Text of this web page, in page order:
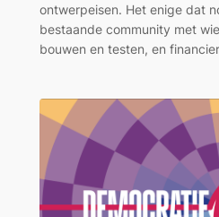
ontwerpeisen. Het enige dat
bestaande community met
bouwen en testen, en